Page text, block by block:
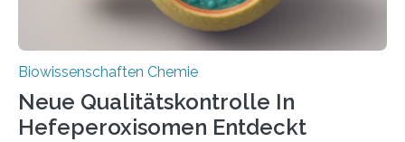
Biowissenschaften Chemie
Neue Qualitätskontrolle In
Hefeperoxisomen Entdeckt